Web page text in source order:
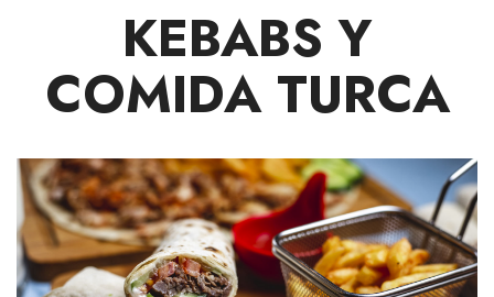
KEBABS Y
COMIDA TURCA